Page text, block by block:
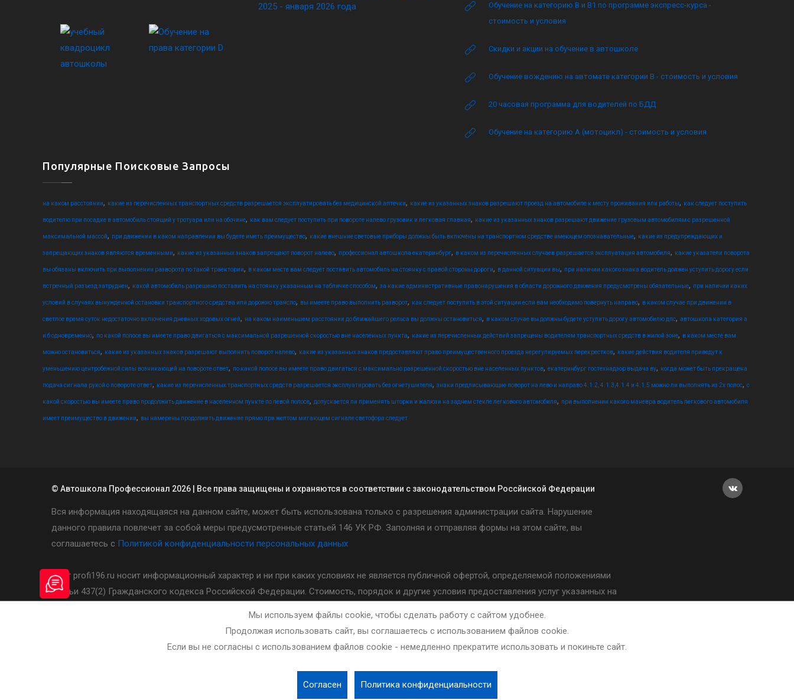
2025 - января 2026 года
Обучение на категорию B и B1 по программе экспресс-курса -
стоимость и условия
Скидки и акции на обучение в автошколе
Обучение вождению на автомате категории B - стоимость и условия
20 часовая программа для водителей по БДД
Обучение на категорию А (мотоцикл) - стоимость и условия
Популярные Поисковые Запросы
на каком расстоянии, какие из перечисленных транспортных средств разрешается эксплуатировать без медицинской аптечки, какие из указанных знаков разрешают проезд на автомобиле к месту проживания или работы, как следует поступить
водителю при посадке в автомобиль стоящий у тротуара или на обочине, как вам следует поступить при повороте налево грузовик и легковая главная, какие из указанных знаков разрешают движение грузовым автомобилям с разрешенной
максимальной массой, при движении в каком направлении вы будете иметь преимущество, какие внешние световые приборы должны быть включены на транспортном средстве имеющем опознавательные, какие из предупреждающих и
запрещающих знаков являются временными, какие из указанных знаков запрещают поворот налево, профессионал автошкола екатеринбург, в каком из перечисленных случаев разрешается эксплуатация автомобиля, какие указатели поворота
вы обязаны включить при выполнении разворота по такой траектории, в каком месте вам следует поставить автомобиль на стоянку с правой стороны дороги, в данной ситуации вы, при наличии какого знака водитель должен уступить дорогу если
встречный разъезд затруднен, какой автомобиль разрешено поставить на стоянку указанным на табличке способом, за какие административные правонарушения в области дорожного движения предусмотрены обязательные, при наличии каких
условий в случаях вынужденной остановки транспортного средства или дорожно транспо, вы имеете право выполнить разворот, как следует поступить в этой ситуации если вам необходимо повернуть направо, в каком случае при движении в
светлое время суток недостаточно включения дневных ходовых огней, на каком наименьшем расстоянии до ближайшего рельса вы должны остановиться, в каком случае вы должны будете уступить дорогу автомобилю дпс, автошкола категория а
и б одновременно, по какой полосе вы имеете право двигаться с максимальной разрешенной скоростью вне населенных пункта, какие из перечисленных действий запрещены водителям транспортных средств в жилой зоне, в каком месте вам
можно остановиться, какие из указанных знаков разрешают выполнить поворот налево, какие из указанных знаков предоставляют право преимущественного проезда нерегулируемых перекрестков, какие действия водителя приведут к
уменьшению центробежной силы возникающей на повороте ответ, по какой полосе вы имеете право двигаться с максимально разрешенной скоростью вне населенных пунктов, екатеринбург гостехнадзор выдача ву, когда может быть прекращена
подача сигнала рукой о повороте ответ, какие из перечисленных транспортных средств разрешается эксплуатировать без огнетушителя, знаки предписывающие поворот на лево и направо 4.1.2, 4.1.3,4.1.4 и 4.1.5 можно ли выполнять из 2х полос, с
какой скоростью вы имеете право продолжить движение в населенном пункте по левой полосе, допускается ли применять шторки и жалюзи на заднем стекле легкового автомобиля, при выполнении какого маневра водитель легкового автомобиля
имеет преимущество в движении, вы намерены продолжить движение прямо при желтом мигающем сигнале светофора следует
© Автошкола Профессионал 2026 | Все права защищены и охраняются в соответствии с законодательством Россйиской Федерации
Вся информация находящаяся на данном сайте, может быть использована только с разрешения администрации сайта. Нарушение
данного правила повлечет за собой меры предусмотренные статьей 146 УК РФ. Заполняя и отправляя формы на этом сайте, вы
соглашаетесь с Политикой конфиденциальности персональных данных
Сайт profi196.ru носит информационный характер и ни при каких условиях не является публичной офертой, определяемой положениями
статьи 437(2) Гражданского кодекса Российской Федерации. Стоимость, порядок и другие условия предоставления услуг указанных на
Разработка и сопровождение сайта - bleaksoft.ru
Мы используем файлы cookie, чтобы сделать работу с сайтом удобнее.
Продолжая использовать сайт, вы соглашаетесь с использованием файлов cookie.
Если вы не согласны с использованием файлов cookie - немедленно прекратите использовать и покиньте сайт.
Согласен Политика конфиденциальности